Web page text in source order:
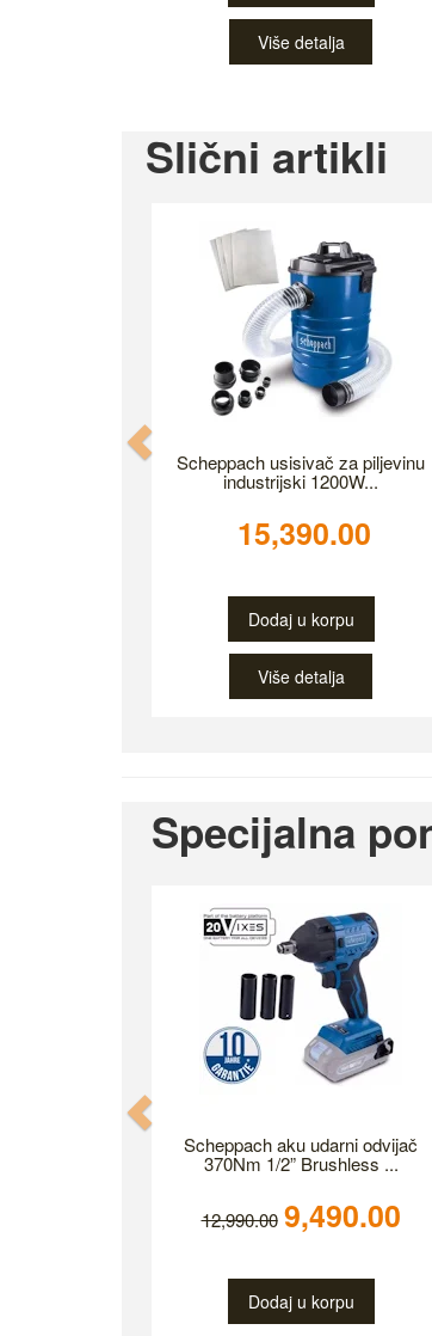
Više detalja
Slični artikli
Scheppach usisivač za piljevinu
industrijski 1200W...
15,390.00
Dodaj u korpu
Više detalja
Specijalna
Scheppach aku udarni odvijač
370Nm 1/2” Brushless ...
12,990.00 9,490.00
Dodaj u korpu